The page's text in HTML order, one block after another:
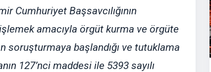
Cumhuriyet Başsavcılığının
amacıyla örgüt kurma ve örgüte
soruşturmaya başlandığı ve tutuklama
127’nci maddesi ile 5393 sayılı